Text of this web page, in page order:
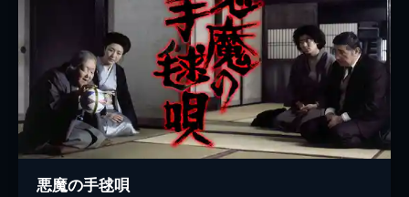
悪魔の手毬唄